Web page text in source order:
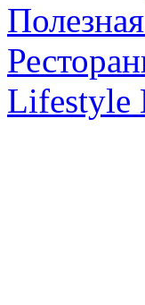
Lifestyle